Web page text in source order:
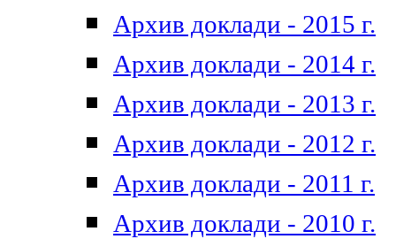
Архив доклади - 2015 г.
Архив доклади - 2014 г.
Архив доклади - 2013 г.
Архив доклади - 2012 г.
Архив доклади - 2011 г.
Архив доклади - 2010 г.